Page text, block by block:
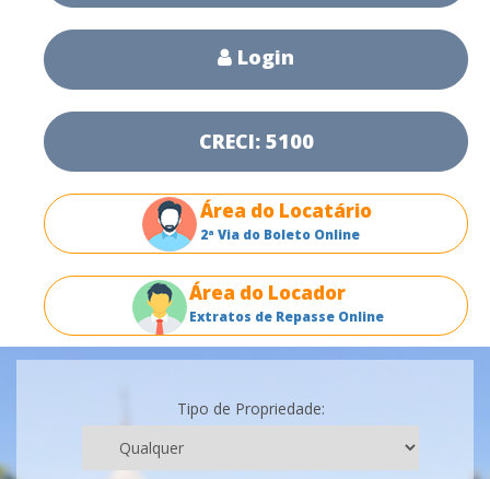
Login
CRECI: 5100
Área do Locatário
2ª Via do Boleto Online
Área do Locador
Extratos de Repasse Online
Tipo de Propriedade: